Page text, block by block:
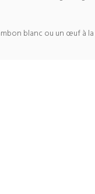
blanc ou un œuf à